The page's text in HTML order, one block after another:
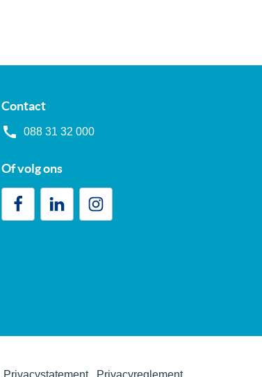
Contact
088 31 32 000
Of volg ons
Privacystatement Privacyreglement